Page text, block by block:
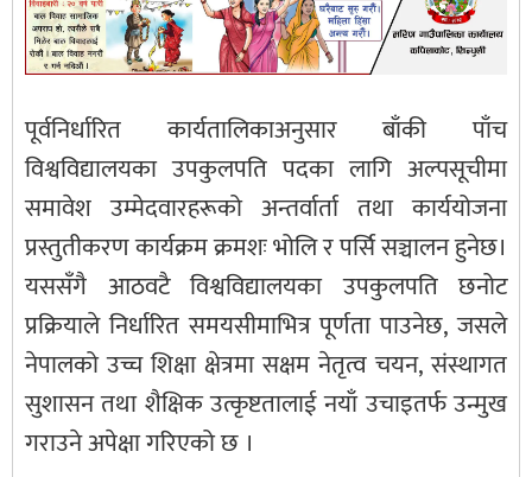
पूर्वनिर्धारित कार्यतालिकाअनुसार बाँकी पाँच
विश्वविद्यालयका उपकुलपति पदका लागि अल्पसूचीमा
समावेश उम्मेदवारहरूको अन्तर्वार्ता तथा कार्ययोजना
प्रस्तुतीकरण कार्यक्रम क्रमशः भोलि र पर्सि सञ्चालन हुनेछ।
यससँगै आठवटै विश्वविद्यालयका उपकुलपति छनोट
प्रक्रियाले निर्धारित समयसीमाभित्र पूर्णता पाउनेछ, जसले
नेपालको उच्च शिक्षा क्षेत्रमा सक्षम नेतृत्व चयन, संस्थागत
सुशासन तथा शैक्षिक उत्कृष्टतालाई नयाँ उचाइतर्फ उन्मुख
गराउने अपेक्षा गरिएको छ ।